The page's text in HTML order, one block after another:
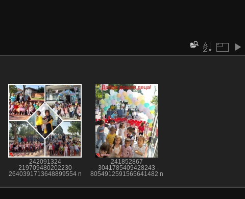
242091324
219709480202230
2640391713648899554 n
241852867
3041785409428243
8054912591565641482 n